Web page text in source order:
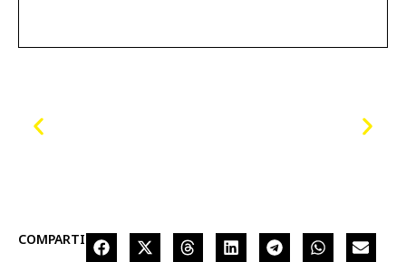
COMPARTIR